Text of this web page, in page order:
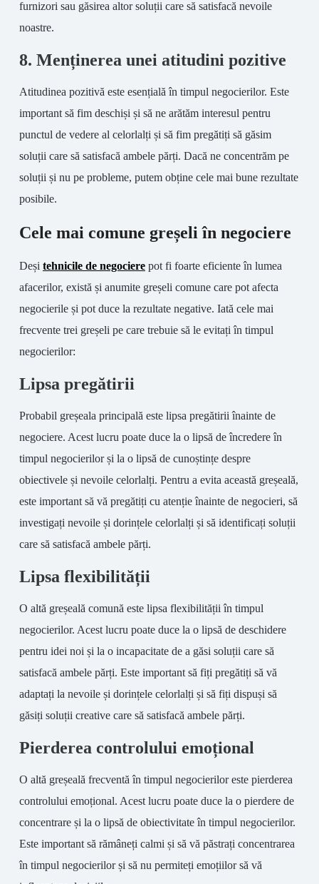
furnizori sau găsirea altor soluții care să satisfacă nevoile
noastre.
8. Menținerea unei atitudini pozitive
Atitudinea pozitivă este esențială în timpul negocierilor. Este
important să fim deschiși și să ne arătăm interesul pentru
punctul de vedere al celorlalți și să fim pregătiți să găsim
soluții care să satisfacă ambele părți. Dacă ne concentrăm pe
soluții și nu pe probleme, putem obține cele mai bune rezultate
posibile.
Cele mai comune greșeli în negociere
Deși tehnicile de negociere pot fi foarte eficiente în lumea
afacerilor, există și anumite greșeli comune care pot afecta
negocierile și pot duce la rezultate negative. Iată cele mai
frecvente trei greșeli pe care trebuie să le evitați în timpul
negocierilor:
Lipsa pregătirii
Probabil greșeala principală este lipsa pregătirii înainte de
negociere. Acest lucru poate duce la o lipsă de încredere în
timpul negocierilor și la o lipsă de cunoștințe despre
obiectivele și nevoile celorlalți. Pentru a evita această greșeală,
este important să vă pregătiți cu atenție înainte de negocieri, să
investigați nevoile și dorințele celorlalți și să identificați soluții
care să satisfacă ambele părți.
Lipsa flexibilității
O altă greșeală comună este lipsa flexibilității în timpul
negocierilor. Acest lucru poate duce la o lipsă de deschidere
pentru idei noi și la o incapacitate de a găsi soluții care să
satisfacă ambele părți. Este important să fiți pregătiți să vă
adaptați la nevoile și dorințele celorlalți și să fiți dispuși să
găsiți soluții creative care să satisfacă ambele părți.
Pierderea controlului emoțional
O altă greșeală frecventă în timpul negocierilor este pierderea
controlului emoțional. Acest lucru poate duce la o pierdere de
concentrare și la o lipsă de obiectivitate în timpul negocierilor.
Este important să rămâneți calmi și să vă păstrați concentrarea
în timpul negocierilor și să nu permiteți emoțiilor să vă